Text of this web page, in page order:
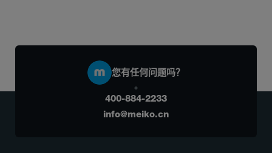
您有任何问题吗？
400-884-2233
info@meiko.cn